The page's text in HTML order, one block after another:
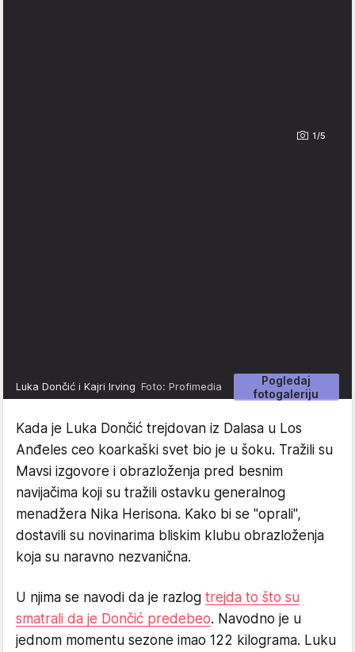
1/5
Pogledaj
fotogaleriju
Luka Dončić i Kajri Irving Foto: Profimedia
Kada je Luka Dončić trejdovan iz Dalasa u Los
Anđeles ceo koarkaški svet bio je u šoku. Tražili su
Mavsi izgovore i obrazloženja pred besnim
navijačima koji su tražili ostavku generalnog
menadžera Nika Herisona. Kako bi se "oprali",
dostavili su novinarima bliskim klubu obrazloženja
koja su naravno nezvanična.
U njima se navodi da je razlog trejda to što su
smatrali da je Dončić predebeo. Navodno je u
jednom momentu sezone imao 122 kilograma. Luku